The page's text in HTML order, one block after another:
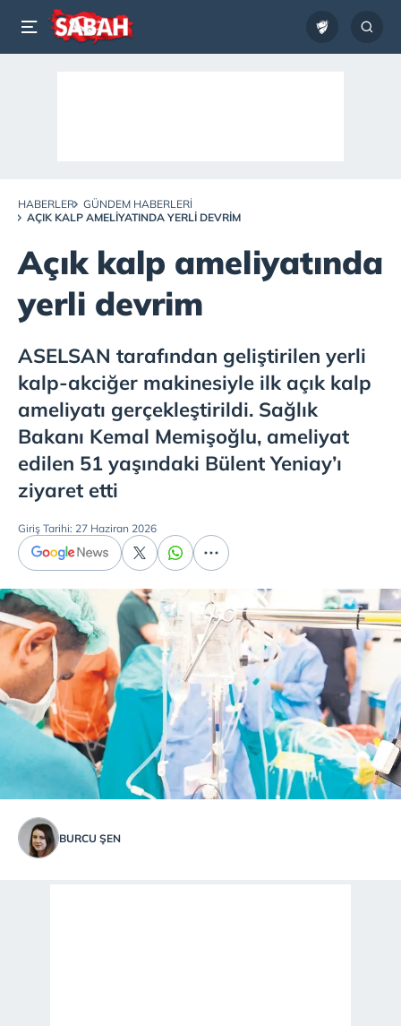
HABERLER
GÜNDEM HABERLERI
AÇIK KALP AMELIYATINDA YERLI DEVRIM
Açık kalp ameliyatında
yerli devrim
ASELSAN tarafından geliştirilen yerli
kalp-akciğer makinesiyle ilk açık kalp
ameliyatı gerçekleştirildi. Sağlık
Bakanı Kemal Memişoğlu, ameliyat
edilen 51 yaşındaki Bülent Yeniay’ı
ziyaret etti
Giriş Tarihi: 27 Haziran 2026
BURCU ŞEN